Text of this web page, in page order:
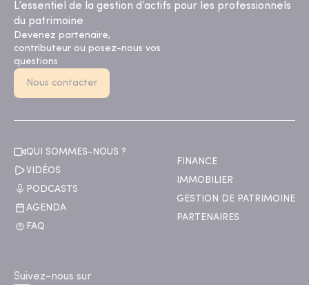
L’essentiel de la gestion d’actifs pour les professionnels
du patrimoine
Devenez partenaire,
contributeur ou posez-nous vos
questions
Nous contacter
QUI SOMMES-NOUS ?
VIDÉOS
PODCASTS
AGENDA
FAQ
FINANCE
IMMOBILIER
GESTION DE PATRIMOINE
PARTENAIRES
Suivez-nous sur